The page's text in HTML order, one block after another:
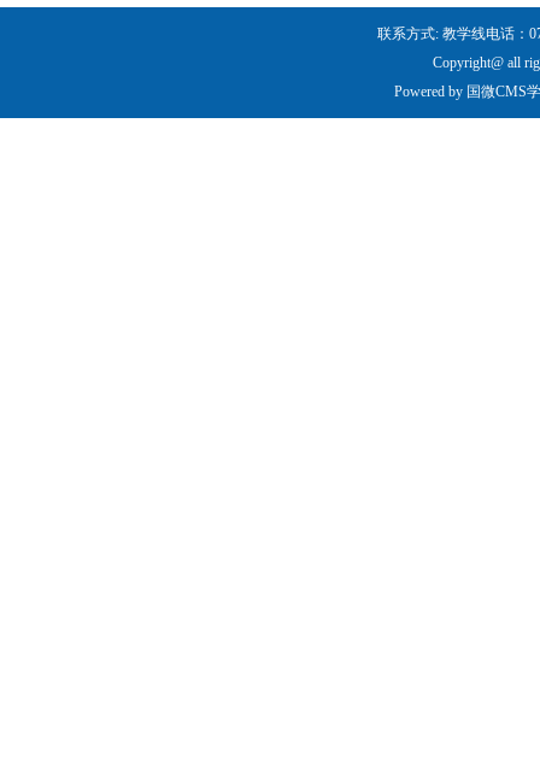
联系方式: 教学线电话：
Copyright@ all
Powered by 国微CMS